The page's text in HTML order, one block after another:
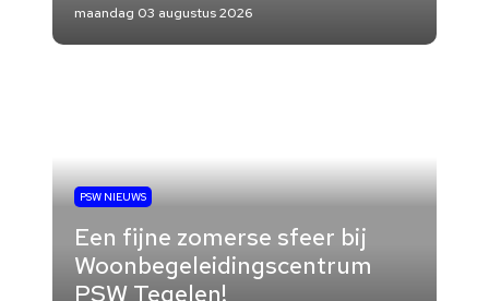
maandag 03 augustus 2026
PSW NIEUWS
Een fijne zomerse sfeer bij
Woonbegeleidingscentrum
PSW Tegelen!